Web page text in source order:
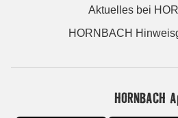
Aktuelles bei
HORNBACH
HORNBACH